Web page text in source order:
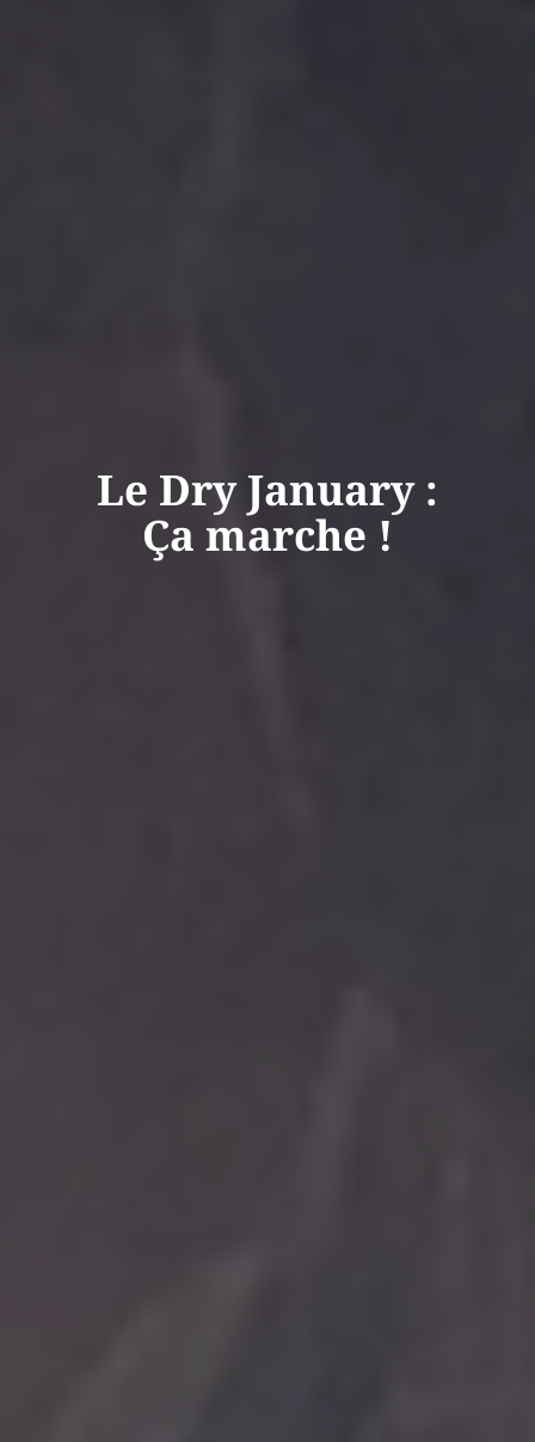
Le Dry January :
Ça marche !